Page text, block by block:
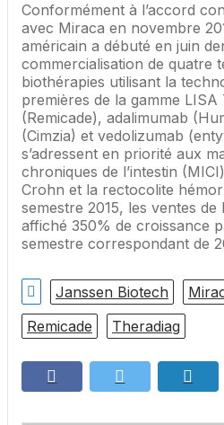
Conformément à l’accord
avec Miraca en novembre
américain a débuté en juin
commercialisation de quatre
biothérapies utilisant la
premières de la gamme LISA
(Remicade), adalimumab
(Cimzia) et vedolizumab
s’adressent en priorité aux
chroniques de l’intestin
Crohn et la rectocolite
semestre 2015, les ventes
affiché 350% de croissance
semestre correspondant de
Janssen Biotech
Remicade
Theradiag